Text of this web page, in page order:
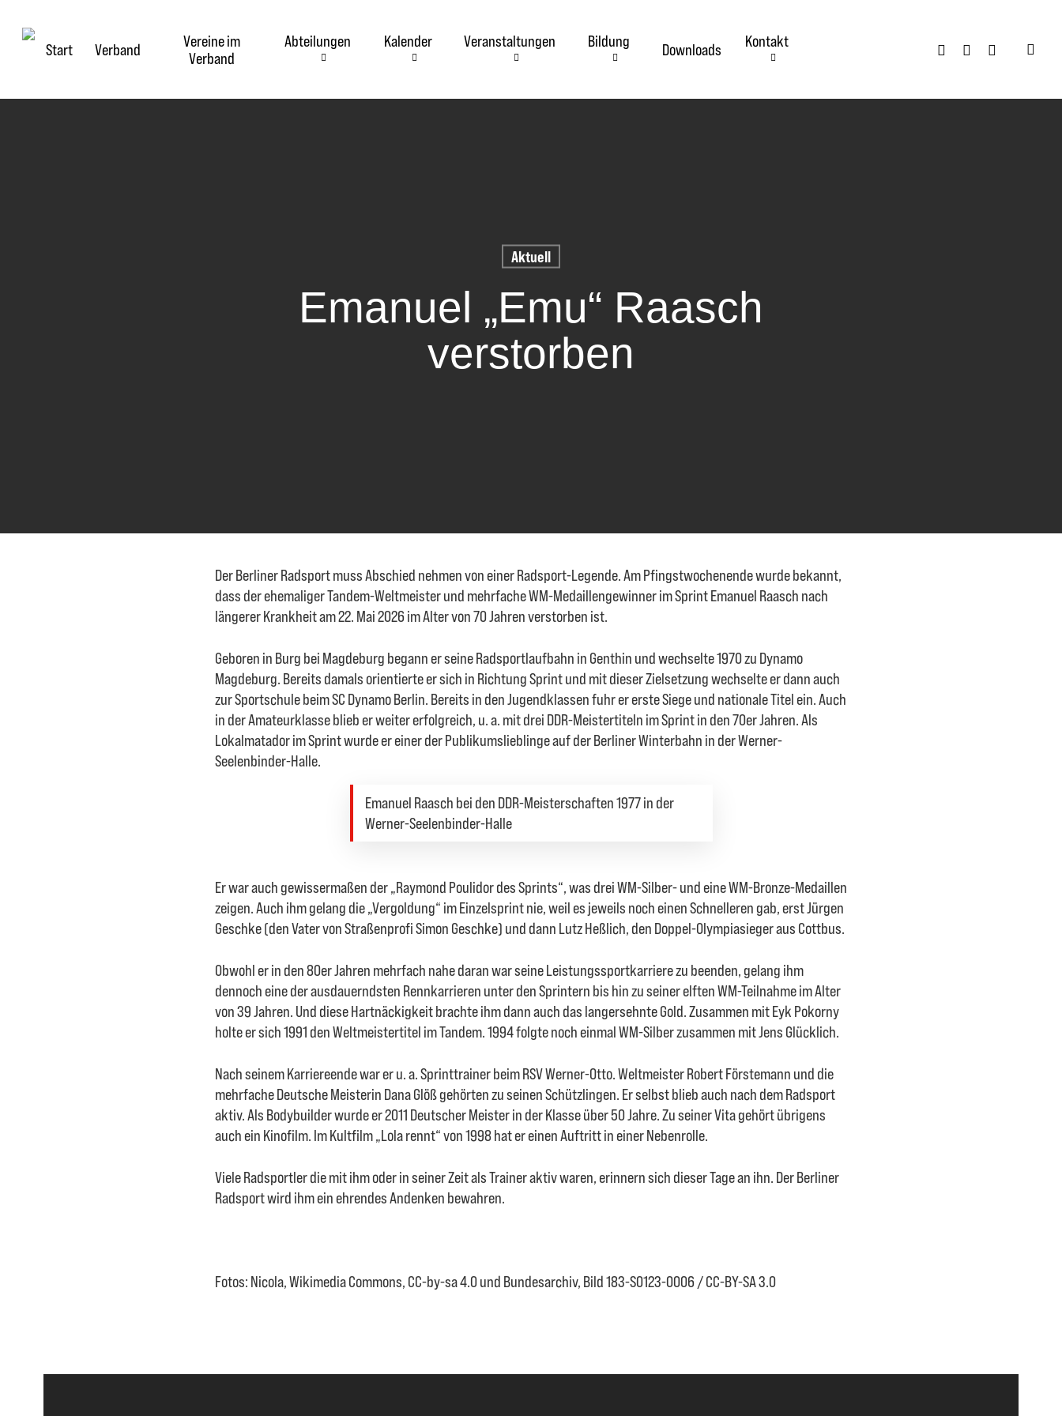
Start Verband
Vereine im
Verband
Abteilungen Kalender Veranstaltungen Bildung Downloads Kontakt twitterfacebookinstagram
Aktuell
Emanuel „Emu“ Raasch
verstorben
Der Berliner Radsport muss Abschied nehmen von einer Radsport-Legende. Am Pfingstwochenende wurde bekannt,
dass der ehemaliger Tandem-Weltmeister und mehrfache WM-Medaillengewinner im Sprint Emanuel Raasch nach
längerer Krankheit am 22. Mai 2026 im Alter von 70 Jahren verstorben ist.
Geboren in Burg bei Magdeburg begann er seine Radsportlaufbahn in Genthin und wechselte 1970 zu Dynamo
Magdeburg. Bereits damals orientierte er sich in Richtung Sprint und mit dieser Zielsetzung wechselte er dann auch
zur Sportschule beim SC Dynamo Berlin. Bereits in den Jugendklassen fuhr er erste Siege und nationale Titel ein. Auch
in der Amateurklasse blieb er weiter erfolgreich, u. a. mit drei DDR-Meistertiteln im Sprint in den 70er Jahren. Als
Lokalmatador im Sprint wurde er einer der Publikumslieblinge auf der Berliner Winterbahn in der Werner-
Seelenbinder-Halle.
Emanuel Raasch bei den DDR-Meisterschaften 1977 in der
Werner-Seelenbinder-Halle
Er war auch gewissermaßen der „Raymond Poulidor des Sprints“, was drei WM-Silber- und eine WM-Bronze-Medaillen
zeigen. Auch ihm gelang die „Vergoldung“ im Einzelsprint nie, weil es jeweils noch einen Schnelleren gab, erst Jürgen
Geschke (den Vater von Straßenprofi Simon Geschke) und dann Lutz Heßlich, den Doppel-Olympiasieger aus Cottbus.
Obwohl er in den 80er Jahren mehrfach nahe daran war seine Leistungssportkarriere zu beenden, gelang ihm
dennoch eine der ausdauerndsten Rennkarrieren unter den Sprintern bis hin zu seiner elften WM-Teilnahme im Alter
von 39 Jahren. Und diese Hartnäckigkeit brachte ihm dann auch das langersehnte Gold. Zusammen mit Eyk Pokorny
holte er sich 1991 den Weltmeistertitel im Tandem. 1994 folgte noch einmal WM-Silber zusammen mit Jens Glücklich.
Nach seinem Karriereende war er u. a. Sprinttrainer beim RSV Werner-Otto. Weltmeister Robert Förstemann und die
mehrfache Deutsche Meisterin Dana Glöß gehörten zu seinen Schützlingen. Er selbst blieb auch nach dem Radsport
aktiv. Als Bodybuilder wurde er 2011 Deutscher Meister in der Klasse über 50 Jahre. Zu seiner Vita gehört übrigens
auch ein Kinofilm. Im Kultfilm „Lola rennt“ von 1998 hat er einen Auftritt in einer Nebenrolle.
Viele Radsportler die mit ihm oder in seiner Zeit als Trainer aktiv waren, erinnern sich dieser Tage an ihn. Der Berliner
Radsport wird ihm ein ehrendes Andenken bewahren.
Fotos: Nicola, Wikimedia Commons, CC-by-sa 4.0 und Bundesarchiv, Bild 183-S0123-0006 / CC-BY-SA 3.0